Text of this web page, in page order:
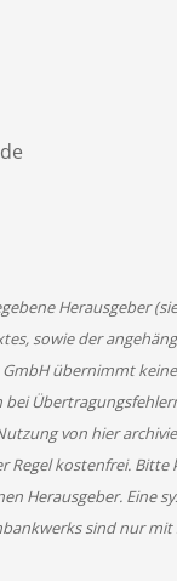
Herausgeber
sowie der
übernimmt
von hier
kostenfrei. Bitte
Herausgeber. Eine
sind nur